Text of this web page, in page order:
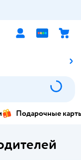
Подарочные